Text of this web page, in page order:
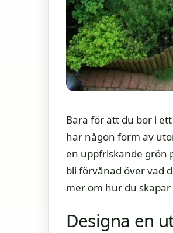
Bara för att du bor i
har någon form av
en uppfriskande grön
bli förvånad över vad
mer om hur du
Designa en